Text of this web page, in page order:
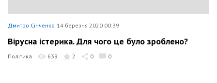
Дмитро Сінченко 14 березня 2020 00:39
Вірусна істерика. Для чого це було зроблено?
Політика 639 2 0 0